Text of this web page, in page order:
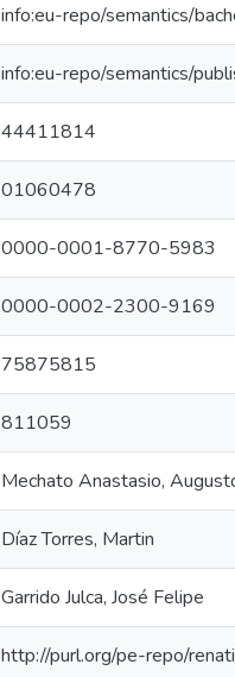
info:eu-repo/semantics/
info:eu-repo/semantics/
44411814
01060478
0000-0001-8770-5983
0000-0002-2300-9169
75875815
811059
Mechato Anastasio,
Díaz Torres, Martin
Garrido Julca, José Felipe
http://purl.org/pe-repo/